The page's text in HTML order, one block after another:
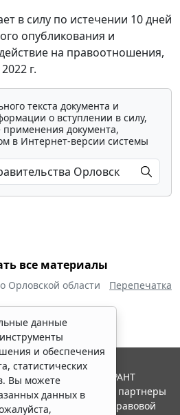
в силу по истечении 10 дней
опубликования и
на правоотношения,
г.
текста документа и
о вступлении в силу,
документа,
в Интернет-версии системы
все материалы
Орловской области Перепечатка
данные
и обеспечения
статистических
Вы можете
данных в
2026. Система ГАРАНТ
Компания "Гарант" и ее партнеры
ассоциации правовой